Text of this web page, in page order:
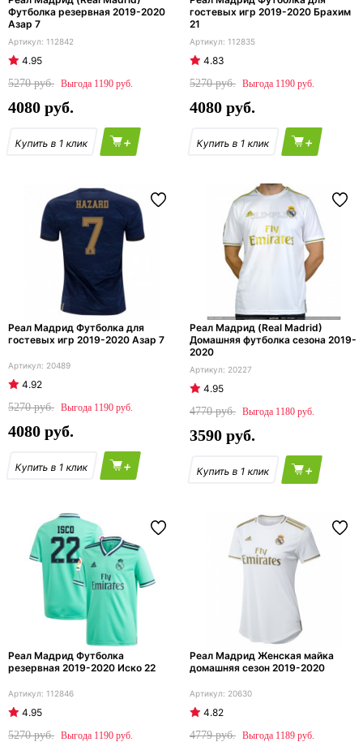
Футболка резервная 2019-2020
Азар 7
112842
4.95
5270
1190
4080
+
гостевых игр 2019-2020 Брахим
21
112835
4.83
5270
1190
4080
+
Реал Мадрид Футболка для
гостевых игр 2019-2020 Азар 7
20489
4.92
5270
1190
4080
+
Реал Мадрид (Real Madrid)
Домашняя футболка сезона 2019-
2020
20227
4.95
4770
1180
3590
+
Реал Мадрид Футболка
резервная 2019-2020 Иско 22
112846
4.95
5270
1190
Реал Мадрид Женская майка
домашняя сезон 2019-2020
20630
4.82
4779
1189